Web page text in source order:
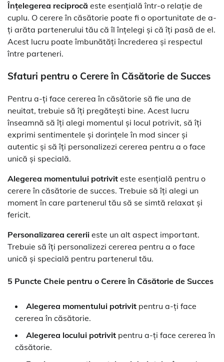
Înțelegerea reciprocă este esențială într-o relație de
cuplu. O cerere în căsătorie poate fi o oportunitate de a-
ți arăta partenerului tău că îl înțelegi și că îți pasă de el.
Acest lucru poate îmbunătăți încrederea și respectul
între parteneri.
Sfaturi pentru o Cerere în Căsătorie de Succes
Pentru a-ți face cererea în căsătorie să fie una de
neuitat, trebuie să îți pregătești bine. Acest lucru
înseamnă să îți alegi momentul și locul potrivit, să îți
exprimi sentimentele și dorințele în mod sincer și
autentic și să îți personalizezi cererea pentru a o face
unică și specială.
Alegerea momentului potrivit este esențială pentru o
cerere în căsătorie de succes. Trebuie să îți alegi un
moment în care partenerul tău să se simtă relaxat și
fericit.
Personalizarea cererii este un alt aspect important.
Trebuie să îți personalizezi cererea pentru a o face
unică și specială pentru partenerul tău.
5 Puncte Cheie pentru o Cerere în Căsătorie de Succes
Alegerea momentului potrivit pentru a-ți face
cererea în căsătorie.
Alegerea locului potrivit pentru a-ți face cererea în
căsătorie.